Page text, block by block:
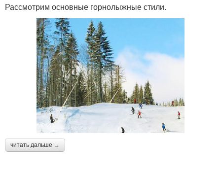
Рассмотрим основные горнолыжные стили.
читать дальше →